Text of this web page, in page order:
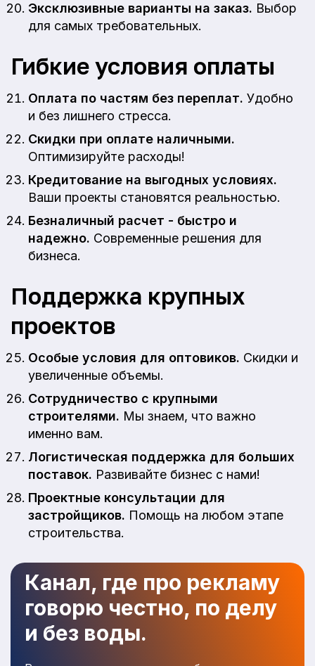
Эксклюзивные варианты на заказ. Выбор
для самых требовательных.
Гибкие условия оплаты
Оплата по частям без переплат. Удобно
и без лишнего стресса.
Скидки при оплате наличными.
Оптимизируйте расходы!
Кредитование на выгодных условиях.
Ваши проекты становятся реальностью.
Безналичный расчет - быстро и
надежно. Современные решения для
бизнеса.
Поддержка крупных
проектов
Особые условия для оптовиков. Скидки и
увеличенные объемы.
Сотрудничество с крупными
строителями. Мы знаем, что важно
именно вам.
Логистическая поддержка для больших
поставок. Развивайте бизнес с нами!
Проектные консультации для
застройщиков. Помощь на любом этапе
строительства.
Канал, где про рекламу
говорю честно, по делу
и без воды.